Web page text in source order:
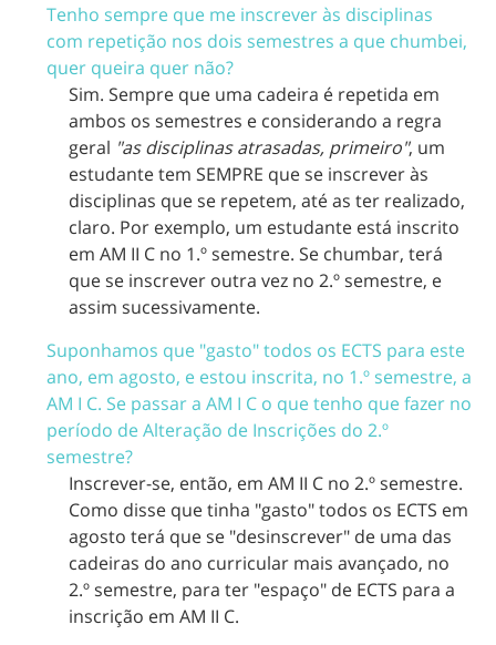
Tenho sempre que me inscrever às disciplinas
com repetição nos dois semestres a que chumbei,
quer queira quer não?
Sim. Sempre que uma cadeira é repetida em
ambos os semestres e considerando a regra
geral "as disciplinas atrasadas, primeiro", um
estudante tem SEMPRE que se inscrever às
disciplinas que se repetem, até as ter realizado,
claro. Por exemplo, um estudante está inscrito
em AM II C no 1.º semestre. Se chumbar, terá
que se inscrever outra vez no 2.º semestre, e
assim sucessivamente.
Suponhamos que "gasto" todos os ECTS para este
ano, em agosto, e estou inscrita, no 1.º semestre, a
AM I C. Se passar a AM I C o que tenho que fazer no
período de Alteração de Inscrições do 2.º
semestre?
Inscrever-se, então, em AM II C no 2.º semestre.
Como disse que tinha "gasto" todos os ECTS em
agosto terá que se "desinscrever" de uma das
cadeiras do ano curricular mais avançado, no
2.º semestre, para ter "espaço" de ECTS para a
inscrição em AM II C.